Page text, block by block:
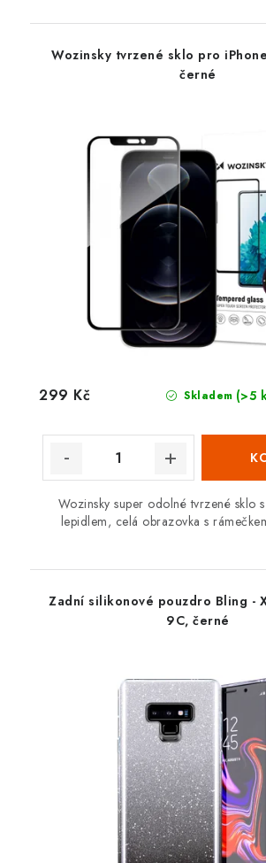
Wozinsky tvrzené sklo pro
černé
Skladem (>5
299 Kč
Wozinsky super odolné tvrzené sklo
lepidlem, celá obrazovka s
Zadní silikonové pouzdro Bling -
9C, černé